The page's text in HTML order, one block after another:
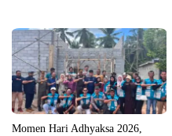
Momen Hari Adhyaksa 2026,